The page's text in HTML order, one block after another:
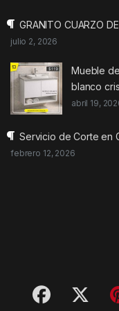
GRANITO CUARZO
julio 2, 2026
Mueble
blanco
abril 19,
Servicio de Corte en
febrero 12, 2026